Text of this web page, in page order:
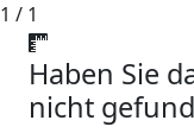
1 / 1
Haben Sie
nicht